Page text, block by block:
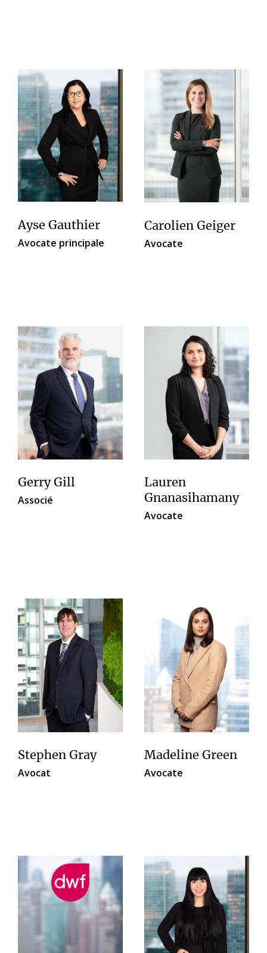
Ayse Gauthier
Avocate principale
Carolien Geiger
Avocate
Gerry Gill
Associé
Lauren
Gnanasihamany
Avocate
Stephen Gray
Avocat
Madeline Green
Avocate